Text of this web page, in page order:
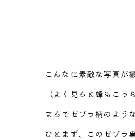
こんなに素敵な写真が
（よく見ると蜂もこっ
まるでゼブラ柄のよう
ひとまず、このゼブラ